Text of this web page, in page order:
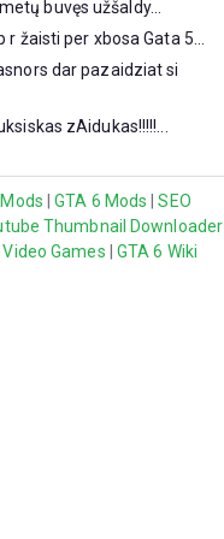
buvęs užšaldy...
r žaisti per xbosa Gata 5...
dar pazaidziat si
zAidukas!!!!!...
|GTA 6 Mods |SEO
Thumbnail Downloader
Games
GTA 6 Wiki